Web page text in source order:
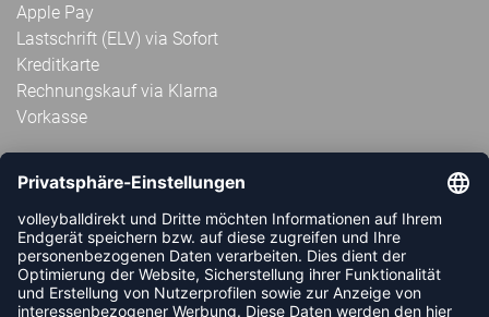
Apple Pay
Lastschrift (ELV) via Sofort
Kreditkarte
Rechnungskauf via Klarna
Vorkasse
ABONNIERE JETZT DEN KOSTENLOSEN
VOLLEYBALLDIREKT-NEWSLETTER UND VERPASSE KEINE
NEUIGKEIT ODER AKTION MEHR.
JETZT ANMELDEN